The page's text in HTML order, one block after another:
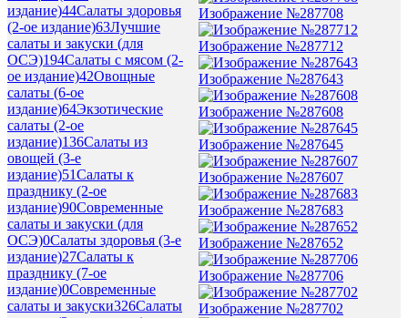
издание)44Салаты здоровья
(2-ое издание)63Лучшие
салаты и закуски (для
ОСЭ)194Салаты с мясом (2-
ое издание)42Овощные
салаты (6-ое
издание)64Экзотические
салаты (2-ое
издание)136Салаты из
овощей (3-е
издание)51Салаты к
празднику (2-ое
издание)90Современные
салаты и закуски (для
ОСЭ)0Салаты здоровья (3-е
издание)27Салаты к
празднику (7-ое
издание)0Современные
салаты и закуски326Салаты
Изображение №287708
Изображение №287712
Изображение №287643
Изображение №287608
Изображение №287645
Изображение №287607
Изображение №287683
Изображение №287652
Изображение №287706
Изображение №287702